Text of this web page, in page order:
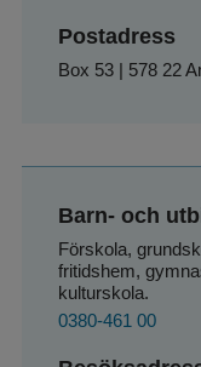
Postadress
Box 53 | 578 22
Barn- och
Förskola,
fritidshem,
kulturskola.
0380-461 00